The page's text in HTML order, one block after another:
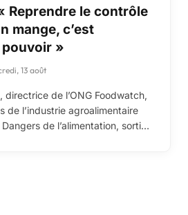
Reprendre le contrôle
mange, c’est
»
13 août
directrice de l’ONG Foodwatch,
de l’industrie agroalimentaire
de l’alimentation, sorti…